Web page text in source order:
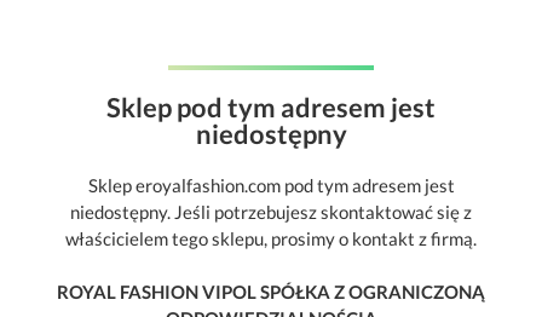
Sklep pod tym adresem jest
niedostępny
Sklep eroyalfashion.com pod tym adresem jest
niedostępny. Jeśli potrzebujesz skontaktować się z
właścicielem tego sklepu, prosimy o kontakt z firmą.
ROYAL FASHION VIPOL SPÓŁKA Z OGRANICZONĄ